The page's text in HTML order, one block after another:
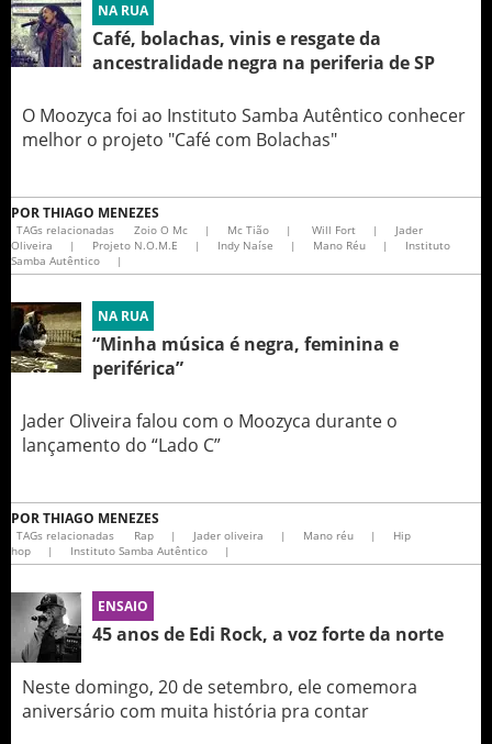
NA RUA
Café, bolachas, vinis e resgate da
ancestralidade negra na periferia de SP
O Moozyca foi ao Instituto Samba Autêntico conhecer
melhor o projeto "Café com Bolachas"
PORTHIAGO MENEZES
TAGs relacionadas Zoio O Mc | Mc Tião | Will Fort |
Jader
Oliveira
| Projeto N.O.M.E | Indy Naíse | Mano Réu |
Instituto
Samba Autêntico
|
NA RUA
“Minha música é negra, feminina e
periférica”
Jader Oliveira falou com o Moozyca durante o
lançamento do “Lado C”
PORTHIAGO MENEZES
TAGs relacionadas Rap | Jader oliveira | Mano réu |
Hip
hop
| Instituto Samba Autêntico |
ENSAIO
45 anos de Edi Rock, a voz forte da norte
Neste domingo, 20 de setembro, ele comemora
aniversário com muita história pra contar